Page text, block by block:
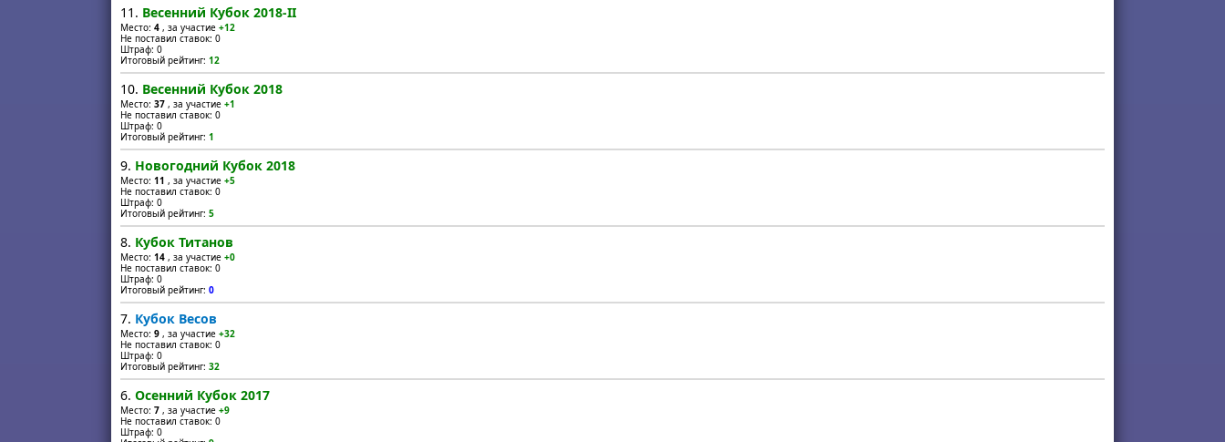
11. Весенний Кубок 2018-II
Место: 4 , за участие +12
Не поставил ставок: 0
Штраф: 0
Итоговый рейтинг: 12
10. Весенний Кубок 2018
Место: 37 , за участие +1
Не поставил ставок: 0
Штраф: 0
Итоговый рейтинг: 1
9. Новогодний Кубок 2018
Место: 11 , за участие +5
Не поставил ставок: 0
Штраф: 0
Итоговый рейтинг: 5
8. Кубок Титанов
Место: 14 , за участие +0
Не поставил ставок: 0
Штраф: 0
Итоговый рейтинг: 0
7. Кубок Весов
Место: 9 , за участие +32
Не поставил ставок: 0
Штраф: 0
Итоговый рейтинг: 32
6. Осенний Кубок 2017
Место: 7 , за участие +9
Не поставил ставок: 0
Штраф: 0